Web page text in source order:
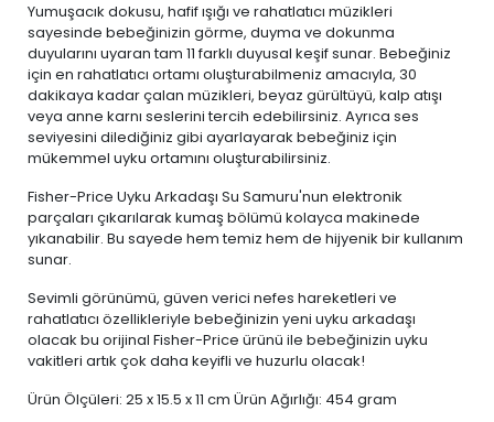
Yumuşacık dokusu, hafif ışığı ve rahatlatıcı müzikleri
sayesinde bebeğinizin görme, duyma ve dokunma
duyularını uyaran tam 11 farklı duyusal keşif sunar. Bebeğiniz
için en rahatlatıcı ortamı oluşturabilmeniz amacıyla, 30
dakikaya kadar çalan müzikleri, beyaz gürültüyü, kalp atışı
veya anne karnı seslerini tercih edebilirsiniz. Ayrıca ses
seviyesini dilediğiniz gibi ayarlayarak bebeğiniz için
mükemmel uyku ortamını oluşturabilirsiniz.
Fisher-Price Uyku Arkadaşı Su Samuru'nun elektronik
parçaları çıkarılarak kumaş bölümü kolayca makinede
yıkanabilir. Bu sayede hem temiz hem de hijyenik bir kullanım
sunar.
Sevimli görünümü, güven verici nefes hareketleri ve
rahatlatıcı özellikleriyle bebeğinizin yeni uyku arkadaşı
olacak bu orijinal Fisher-Price ürünü ile bebeğinizin uyku
vakitleri artık çok daha keyifli ve huzurlu olacak!
Ürün Ölçüleri: 25 x 15.5 x 11 cm Ürün Ağırlığı: 454 gram